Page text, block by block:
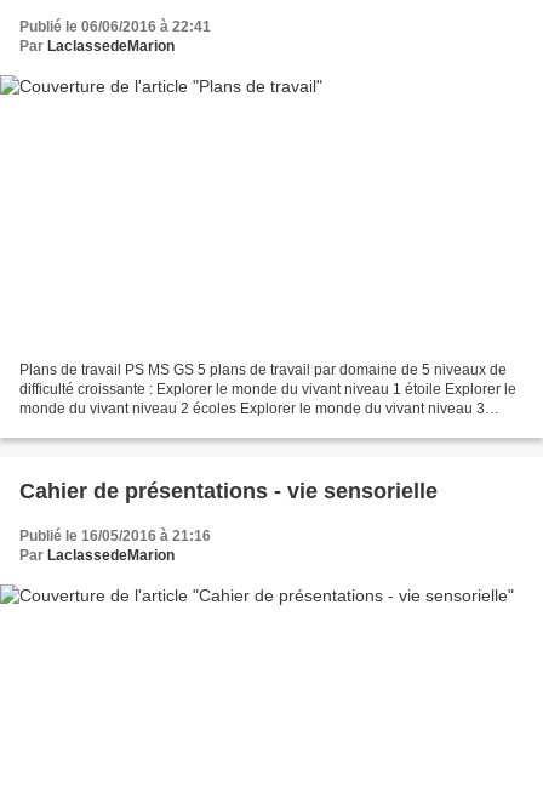
Publié le 06/06/2016 à 22:41
Par LaclassedeMarion
Plans de travail PS MS GS 5 plans de travail par domaine de 5 niveaux de
difficulté croissante : Explorer le monde du vivant niveau 1 étoile Explorer le
monde du vivant niveau 2 écoles Explorer le monde du vivant niveau 3
Cahier de présentations - vie sensorielle
Publié le 16/05/2016 à 21:16
Par LaclassedeMarion